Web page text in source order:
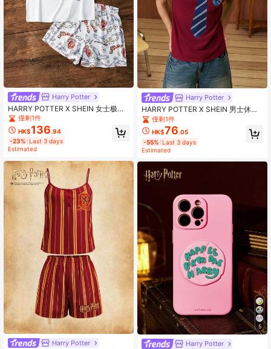
Harry Potter
HARRY POTTER X SHEIN 女士极简
印花短袖上衣和短裤睡衣套装
僅剩1件
HK$136.94
-23% Last 3 days
Estimated
Harry Potter
Harry Potter
HARRY POTTER X SHEIN 男士休闲
常规款海军蓝领带拉文克劳徽标印花
栗色短袖 T 恤，春夏季
僅剩1件
HK$76.05
-55% Last 3 days
Estimated
5
Harry Potter